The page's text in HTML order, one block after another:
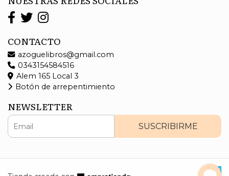
CONTACTO
azoguelibros@gmail.com
0343154584516
Alem 165 Local 3
Botón de arrepentimiento
NEWSLETTER
SUSCRIBIRME